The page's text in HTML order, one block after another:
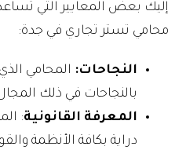
إليك بعض المعايير التي
محامي تستر تجاري في جدة:
النجاحات: المحامي
بالنجاحات في ذلك
المعرفة القانونية:
دراية بكافة الأنظمة